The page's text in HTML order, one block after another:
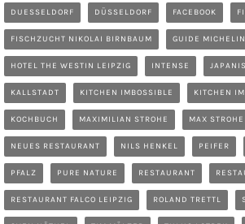
DUESSELDORF DÜSSELDORF FACEBOOK
FISCHZUCHT NIKOLAI BIRNBAUM GUIDE MICHELIN
HOTEL THE WESTIN LEIPZIG INTENSE
KALLSTADT KITCHEN IMBOSSIBLE KITCHEN
KOCHBUCH MAXIMILIAN STROHE MAX STROHE
NEUES RESTAURANT NILS HENKEL PEIFER
PFALZ PURE NATURE RESTAURANT
RESTAURANT FALCO LEIPZIG ROLAND TRETTL